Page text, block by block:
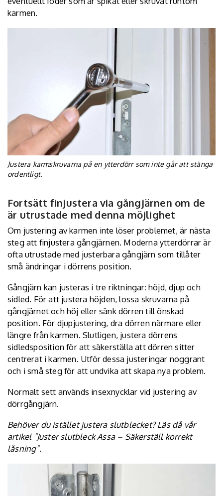
karmen.
Justera karmskruvarna på en ytterdörr som inte går att stänga
ordentligt.
Fortsätt finjustera via gångjärnen om de
är utrustade med denna möjlighet
Om justering av karmen inte löser problemet, är nästa
steg att finjustera gångjärnen. Moderna ytterdörrar är
ofta utrustade med justerbara gångjärn som tillåter
små ändringar i dörrens position.
Gångjärn kan justeras i tre riktningar: höjd, djup och
sidled. För att justera höjden, lossa skruvarna på
gångjärnet och höj eller sänk dörren till önskad
position. För djupjustering, dra dörren närmare eller
längre från karmen. Slutligen, justera dörrens
sidledsposition för att säkerställa att dörren sitter
centrerat i karmen. Utför dessa justeringar noggrant
och i små steg för att undvika att skapa nya problem.
Normalt sett används insexnycklar vid justering av
dörrgångjärn.
Behöver du istället justera slutblecket? Läs då vår
artikel ”Juster slutbleck Assa – Säkerställ korrekt
låsning”.